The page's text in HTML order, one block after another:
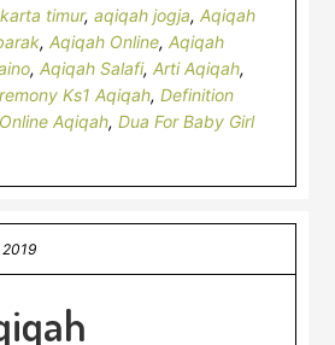
timur,aqiqah jogja,Aqiqah
,Aqiqah Online,Aqiqah
,Aqiqah Salafi,Arti Aqiqah,
Ks1 Aqiqah,Definition
Aqiqah,Dua For Baby Girl
2019